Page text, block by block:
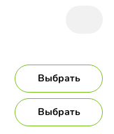
Выбрать
Выбрать